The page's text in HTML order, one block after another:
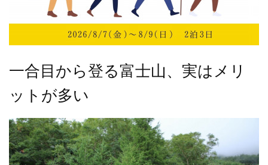
一合目から登る富士山、実はメリ
ットが多い